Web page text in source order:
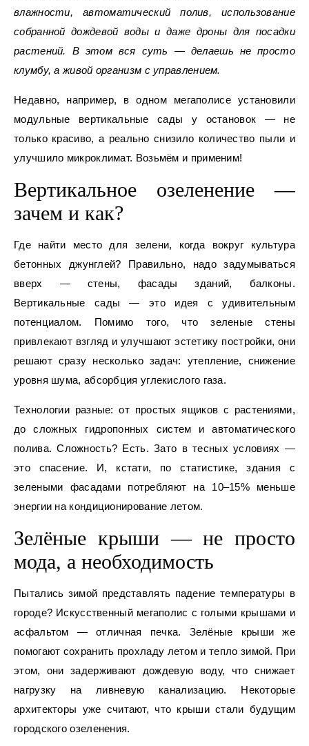
влажности, автоматический полив, использование
собранной дождевой воды и даже дроны для посадки
растений. В этом вся суть — делаешь не просто
клумбу, а живой организм с управлением.
Недавно, например, в одном мегаполисе установили
модульные вертикальные сады у остановок — не
только красиво, а реально снизило количество пыли и
улучшило микроклимат. Возьмём и применим!
Вертикальное озеленение —
зачем и как?
Где найти место для зелени, когда вокруг культура
бетонных джунглей? Правильно, надо задумываться
вверх — стены, фасады зданий, балконы.
Вертикальные сады — это идея с удивительным
потенциалом. Помимо того, что зеленые стены
привлекают взгляд и улучшают эстетику постройки, они
решают сразу несколько задач: утепление, снижение
уровня шума, абсорбция углекислого газа.
Технологии разные: от простых ящиков с растениями,
до сложных гидропонных систем и автоматического
полива. Сложность? Есть. Зато в тесных условиях —
это спасение. И, кстати, по статистике, здания с
зелеными фасадами потребляют на 10–15% меньше
энергии на кондиционирование летом.
Зелёные крыши — не просто
мода, а необходимость
Пытались зимой представлять падение температуры в
городе? Искусственный мегаполис с голыми крышами и
асфальтом — отличная печка. Зелёные крыши же
помогают сохранить прохладу летом и тепло зимой. При
этом, они задерживают дождевую воду, что снижает
нагрузку на ливневую канализацию. Некоторые
архитекторы уже считают, что крыши стали будущим
городского озеленения.